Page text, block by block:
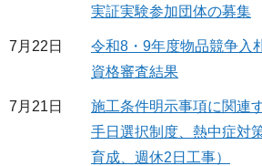
実証実験参加団体の募集
7月22日
令和8・9年度物品競争入
資格審査結果
7月21日
施工条件明示事項に関連
手日選択制度、熱中症対
育成、週休2日工事）